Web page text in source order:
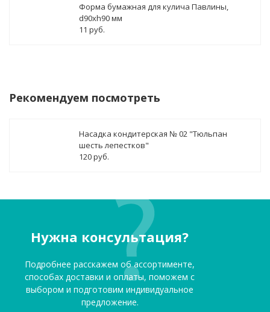
Форма бумажная для кулича Павлины,
d90xh90 мм
11 руб.
Рекомендуем посмотреть
Насадка кондитерская № 02 "Тюльпан
шесть лепестков"
120 руб.
Нужна консультация?
Подробнее расскажем об ассортименте,
способах доставки и оплаты, поможем с
выбором и подготовим индивидуальное
предложение.